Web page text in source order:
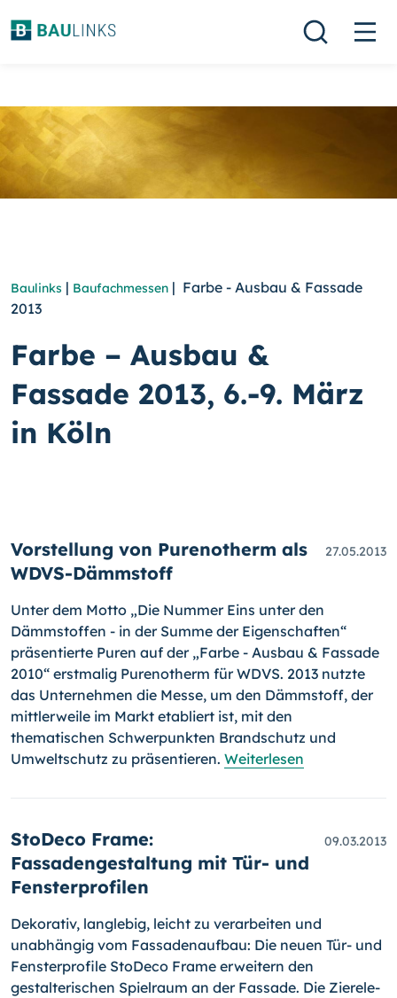
Baulinks | Baufachmessen | Farbe - Ausbau & Fassade
2013
Farbe – Ausbau &
Fassade 2013, 6.-9. März
in Köln
Vorstellung von Purenotherm als
WDVS-Dämmstoff
27.05.2013
Unter dem Motto „Die Nummer Eins unter den
Dämmstoffen - in der Summe der Eigenschaften“
präsentierte Puren auf der „Farbe - Ausbau & Fassade
2010“ erstmalig Purenotherm für WDVS. 2013 nutz­te
das Unternehmen die Messe, um den Dämmstoff, der
mittlerweile im Markt etabliert ist, mit den
thematischen Schwerpunkten Brandschutz und
Umweltschutz zu präsen­tieren. Weiterlesen
StoDeco Frame:
Fassadengestaltung mit Tür- und
Fensterprofilen
09.03.2013
Dekorativ, langlebig, leicht zu verarbeiten und
unabhän­gig vom Fas­sadenaufbau: Die neuen Tür- und
Fensterprofile StoDeco Frame er­weitern den
gestalterischen Spielraum an der Fassade. Die Zierele­